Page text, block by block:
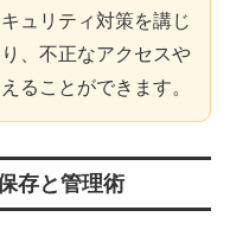
ュリティ対策を講じ
、不正なアクセスや
ることができます。
存と管理術